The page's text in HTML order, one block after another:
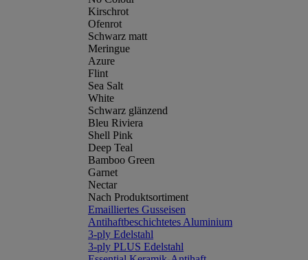
Kirschrot
Ofenrot
Schwarz matt
Meringue
Azure
Flint
Sea Salt
White
Schwarz glänzend
Bleu Riviera
Shell Pink
Deep Teal
Bamboo Green
Garnet
Nectar
Nach Produktsortiment
Emailliertes Gusseisen
Antihaftbeschichtetes Aluminium
3-ply Edelstahl
3-ply PLUS Edelstahl